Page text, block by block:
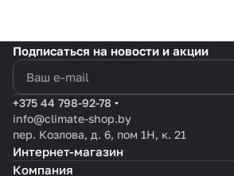
Подписаться на новости и акции
+375 44 798-92-78
info@climate-shop.by
пер. Козлова, д. 6, пом 1Н, к. 21
Интернет-магазин
Компания